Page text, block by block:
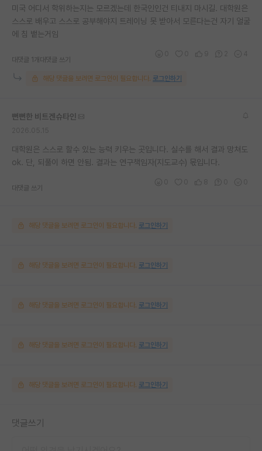
미국 어디서 학위하는지는 모르겠는데 한국인인건 티내지 마시길. 대학원은
스스로 배우고 스스로 공부해야지 트레이닝 못 받아서 모른다는건 자기 얼굴
에 침 뱉는거임
대댓글 1개 대댓글 쓰기
해당 댓글을 보려면 로그인이 필요합니다. 로그인하기
뻔뻔한 비트겐슈타인
대학원은 스스로 할수 있는 능력 키우는 곳입니다. 실수를 해서 결과 망쳐도
ok. 단, 되풀이 하면 안됨. 결과는 연구책임자(지도교수) 몫입니다.
대댓글 쓰기
해당 댓글을 보려면 로그인이 필요합니다. 로그인하기
해당 댓글을 보려면 로그인이 필요합니다. 로그인하기
해당 댓글을 보려면 로그인이 필요합니다. 로그인하기
해당 댓글을 보려면 로그인이 필요합니다. 로그인하기
해당 댓글을 보려면 로그인이 필요합니다. 로그인하기
댓글쓰기